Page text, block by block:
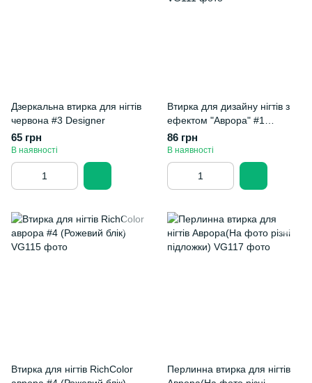
Дзеркальна втирка для нігтів
червона #3 Designer
65 грн
В наявності
Втирка для дизайну нігтів з
ефектом "Аврора" #1
(золотисто-зелений відблиск)
86 грн
В наявності
Втирка для нігтів RichColor
Перлинна втирка для нігтів